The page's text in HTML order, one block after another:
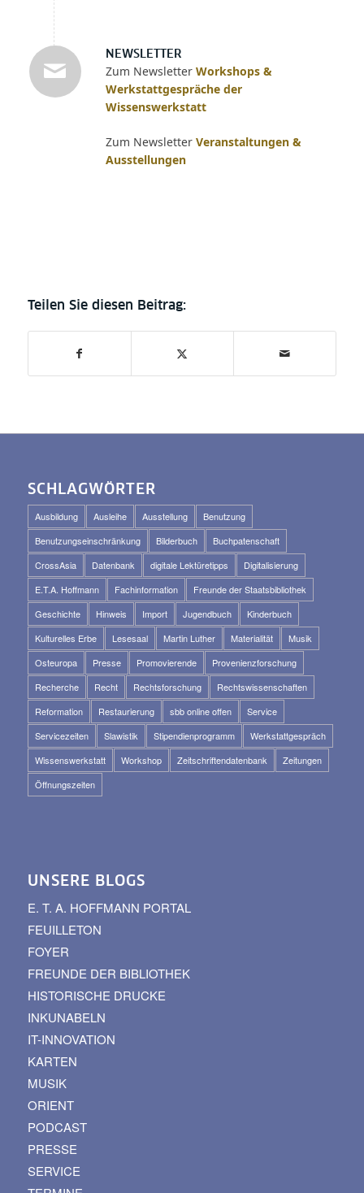
NEWSLETTER
Zum Newsletter Workshops &
Werkstattgespräche der
Wissenswerkstatt
Zum Newsletter Veranstaltungen &
Ausstellungen
SCHLAGWÖRTER
Ausbildung Ausleihe Ausstellung
Benutzung
Benutzungseinschränkung
Bilderbuch
Buchpatenschaft
CrossAsia
Datenbank digitale Lektüretipps
Digitalisierung
E.T.A. Hoffmann
Fachinformation
Freunde der Staatsbibliothek
Geschichte
Hinweis Import Jugendbuch
Kinderbuch
Kulturelles Erbe
Lesesaal Martin Luther Materialität
Musik
Osteuropa
Presse Promovierende
Provenienzforschung
Recherche
Recht Rechtsforschung
Rechtswissenschaften
Reformation
Restaurierung sbb online offen
Service
Servicezeiten
Slawistik Stipendienprogramm
Werkstattgespräch
Wissenswerkstatt
Workshop Zeitschriftendatenbank
Zeitungen
Öffnungszeiten
UNSERE BLOGS
E. T. A. HOFFMANN PORTAL
FEUILLETON
FOYER
FREUNDE DER BIBLIOTHEK
HISTORISCHE DRUCKE
INKUNABELN
IT-INNOVATION
KARTEN
MUSIK
ORIENT
PODCAST
PRESSE
SERVICE